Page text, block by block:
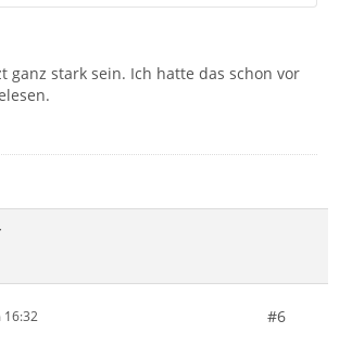
ganz stark sein. Ich hatte das schon vor
16:32 #6